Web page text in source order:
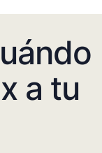
a tu